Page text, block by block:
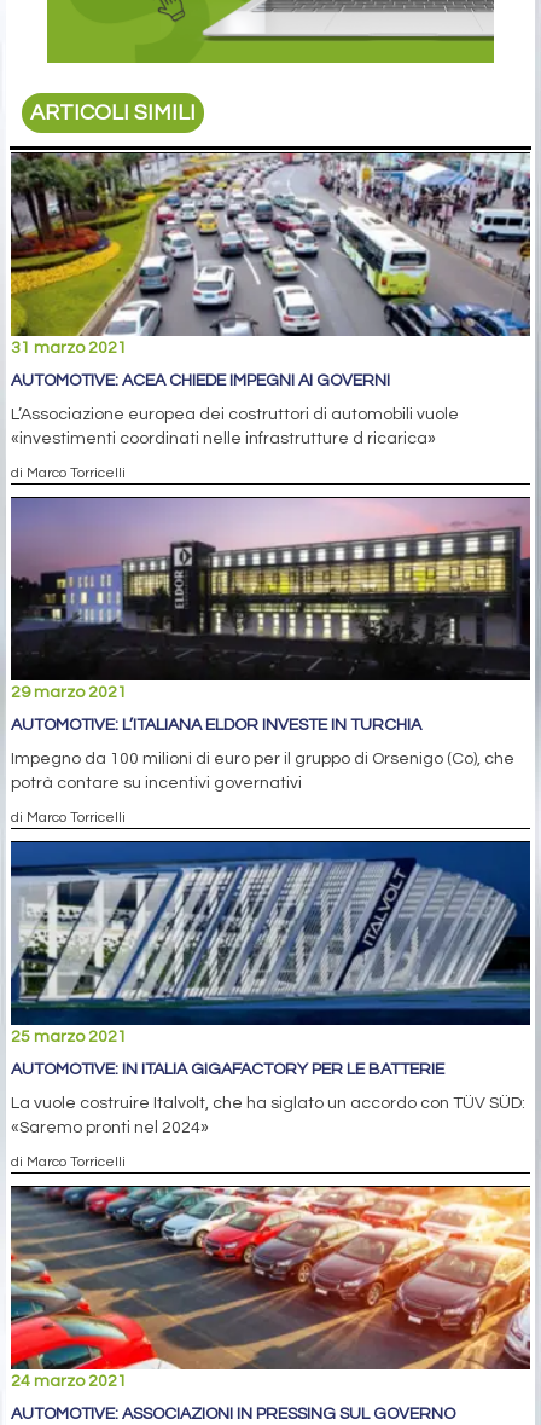
ARTICOLI SIMILI
31 marzo 2021
AUTOMOTIVE: ACEA CHIEDE IMPEGNI AI GOVERNI
L’Associazione europea dei costruttori di automobili vuole
«investimenti coordinati nelle infrastrutture d ricarica»
di Marco Torricelli
29 marzo 2021
AUTOMOTIVE: L’ITALIANA ELDOR INVESTE IN TURCHIA
Impegno da 100 milioni di euro per il gruppo di Orsenigo (Co), che
potrà contare su incentivi governativi
di Marco Torricelli
25 marzo 2021
AUTOMOTIVE: IN ITALIA GIGAFACTORY PER LE BATTERIE
La vuole costruire Italvolt, che ha siglato un accordo con TÜV SÜD:
«Saremo pronti nel 2024»
di Marco Torricelli
24 marzo 2021
AUTOMOTIVE: ASSOCIAZIONI IN PRESSING SUL GOVERNO